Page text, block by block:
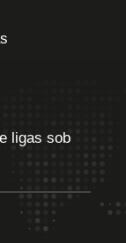
ligas sob